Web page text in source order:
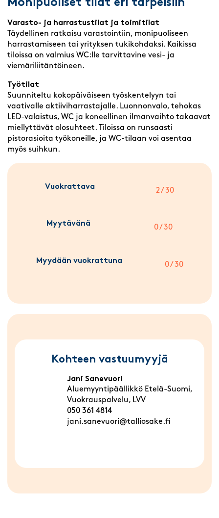
Monipuoliset tilat eri tarpeisiin
Varasto- ja harrastustilat ja toimitilat
Täydellinen ratkaisu varastointiin, monipuoliseen
harrastamiseen tai yrityksen tukikohdaksi. Kaikissa
tiloissa on valmius WC:lle tarvittavine vesi- ja
viemäriliitäntöineen.
Työtilat
Suunniteltu kokopäiväiseen työskentelyyn tai
vaativalle aktiiviharrastajalle. Luonnonvalo, tehokas
LED-valaistus, WC ja koneellinen ilmanvaihto takaavat
miellyttävät olosuhteet. Tiloissa on runsaasti
pistorasioita työkoneille, ja WC-tilaan voi asentaa
myös suihkun.
Vuokrattava 2 / 30
Myytävänä 0 / 30
Myydään vuokrattuna 0 / 30
Kohteen vastuumyyjä
Jani Sanevuori
Aluemyyntipäällikkö Etelä-Suomi,
Vuokrauspalvelu, LVV
050 361 4814
jani.sanevuori@talliosake.fi